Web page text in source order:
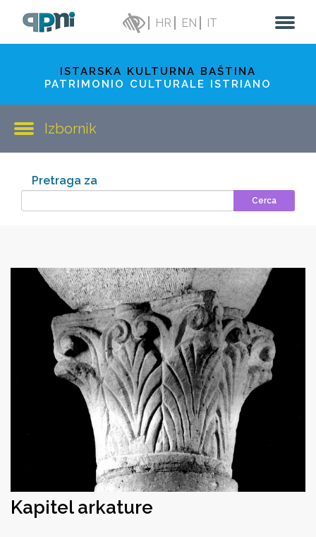
HR EN IT
ISTARSKA KULTURNA BAŠTINA
PATRIMONIO CULTURALE ISTRIANO
Izbornik
Pretraga za
Cerca
Kapitel arkature